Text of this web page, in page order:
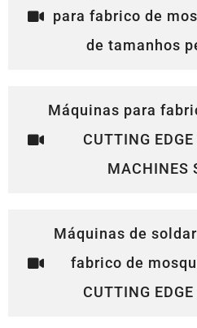
para fabrico de
de tamanhos
Máquinas para
CUTTING
MACHINES
Máquinas de
fabrico de
CUTTING